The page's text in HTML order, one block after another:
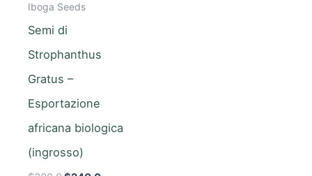
Iboga Seeds
Semi di
Strophanthus
Gratus –
Esportazione
africana biologica
(ingrosso)